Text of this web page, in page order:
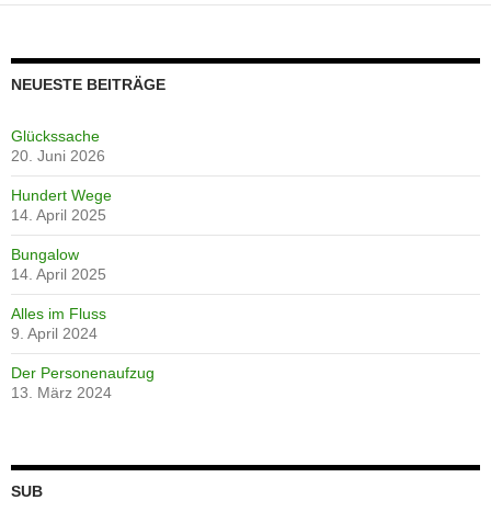
NEUESTE BEITRÄGE
Glückssache
20. Juni 2026
Hundert Wege
14. April 2025
Bungalow
14. April 2025
Alles im Fluss
9. April 2024
Der Personenaufzug
13. März 2024
SUB